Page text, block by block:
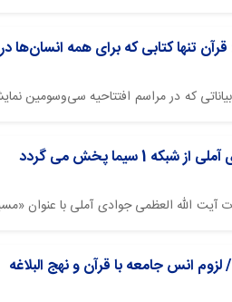
تنها کتابی که برای همه انسان‌ها در
که در مراسم افتتاحیه سی‌وسومین
سیما پخش می گردد
آیت الله العظمی جوادی آملی با
انس جامعه با قرآن و نهج البلاغه